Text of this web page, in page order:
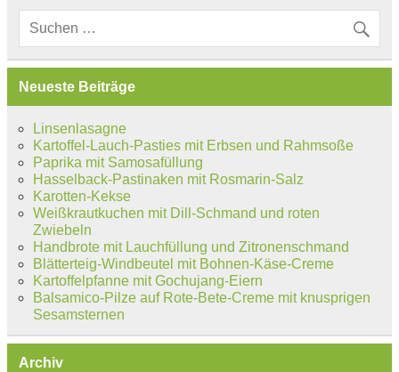
Neueste Beiträge
Linsenlasagne
Kartoffel-Lauch-Pasties mit Erbsen und Rahmsoße
Paprika mit Samosafüllung
Hasselback-Pastinaken mit Rosmarin-Salz
Karotten-Kekse
Weißkrautkuchen mit Dill-Schmand und roten
Zwiebeln
Handbrote mit Lauchfüllung und Zitronenschmand
Blätterteig-Windbeutel mit Bohnen-Käse-Creme
Kartoffelpfanne mit Gochujang-Eiern
Balsamico-Pilze auf Rote-Bete-Creme mit knusprigen
Sesamsternen
Archiv